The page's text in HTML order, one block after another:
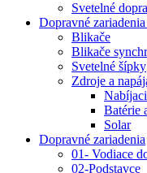
Svetelné
Dopravné
Blikače
Blikače
Svetelné šípky
Zdroje a
Batérie
Solar
Dopravné zariadenia
01- Vodiace
02-Podstavce